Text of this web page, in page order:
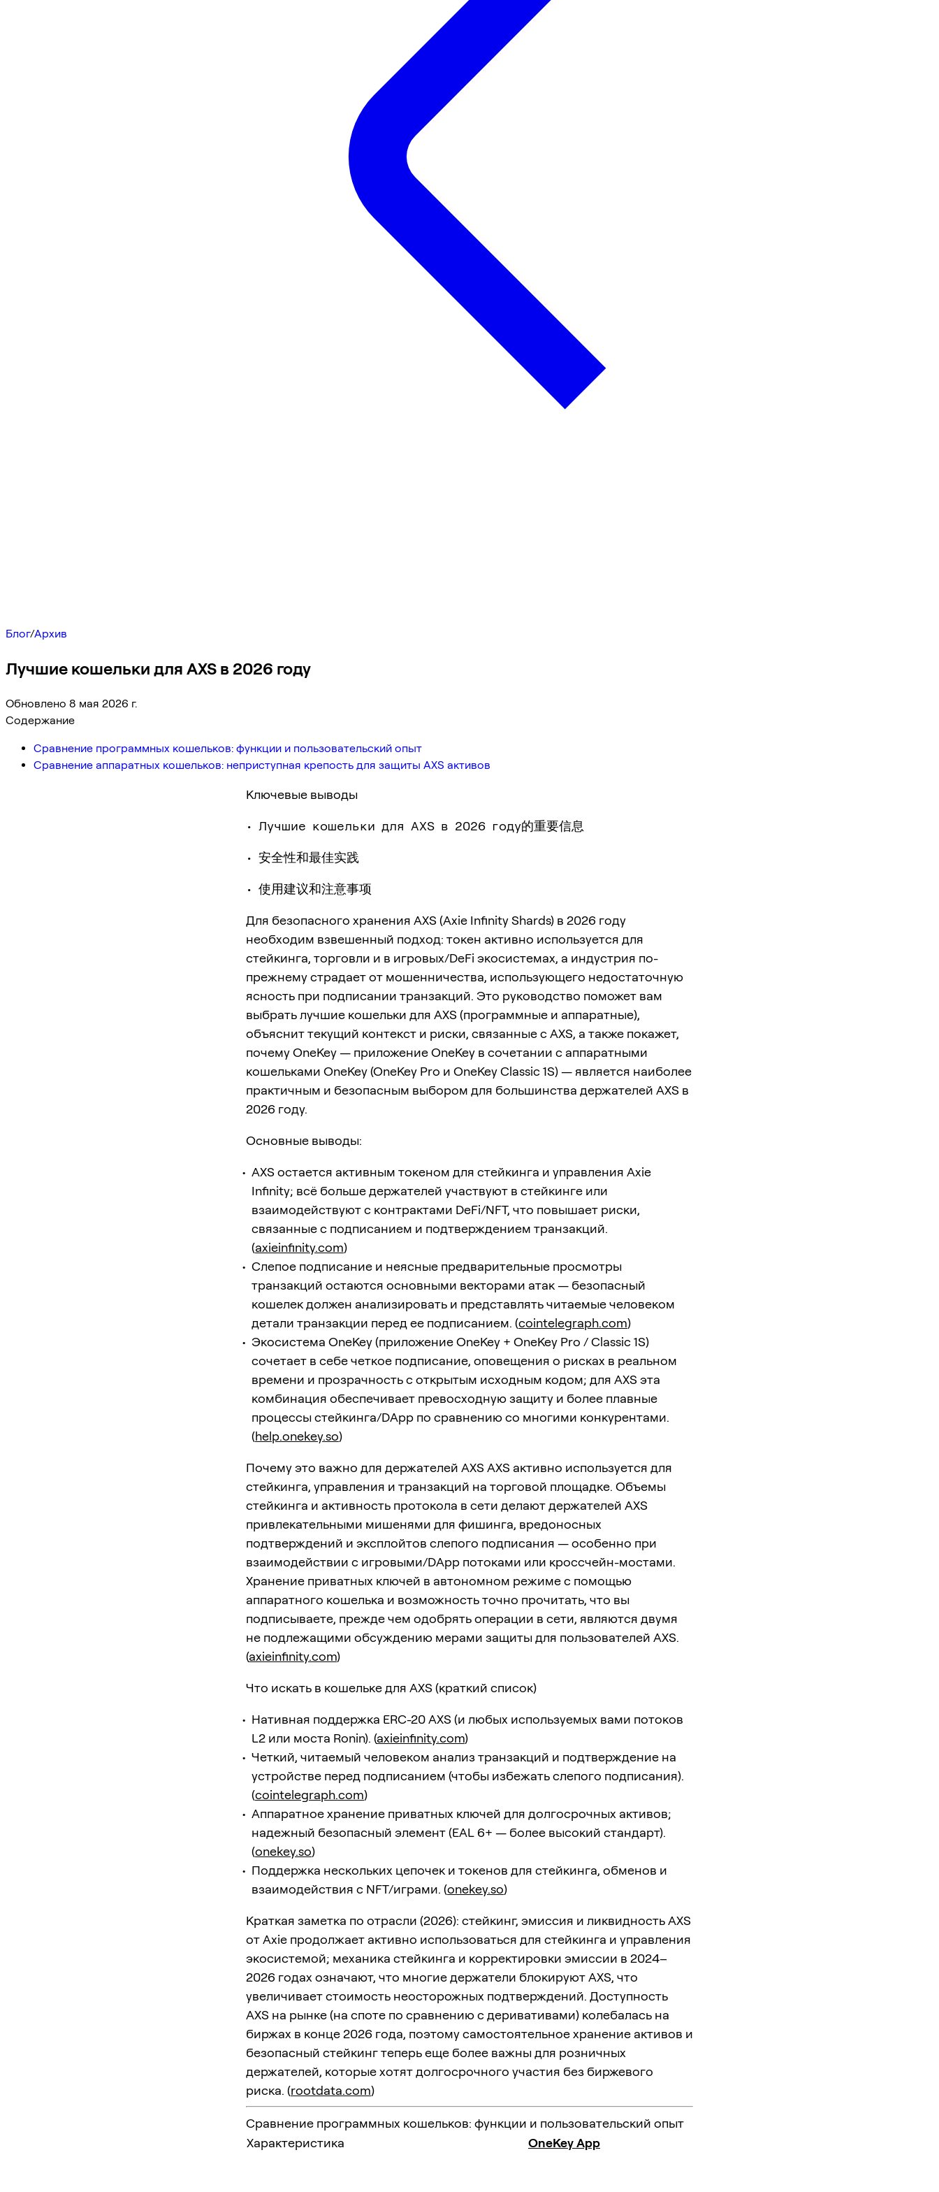
Блог/Архив
Лучшие кошельки для AXS в 2026 году
Обновлено 8 мая 2026 г.
Содержание
Сравнение программных кошельков: функции и пользовательский опыт
Сравнение аппаратных кошельков: неприступная крепость для защиты AXS активов
Ключевые выводы
• Лучшие кошельки для AXS в 2026 году的重要信息
• 安全性和最佳实践
• 使用建议和注意事项
Для безопасного хранения AXS (Axie Infinity Shards) в 2026 году
необходим взвешенный подход: токен активно используется для
стейкинга, торговли и в игровых/DeFi экосистемах, а индустрия по-
прежнему страдает от мошенничества, использующего недостаточную
ясность при подписании транзакций. Это руководство поможет вам
выбрать лучшие кошельки для AXS (программные и аппаратные),
объяснит текущий контекст и риски, связанные с AXS, а также покажет,
почему OneKey — приложение OneKey в сочетании с аппаратными
кошельками OneKey (OneKey Pro и OneKey Classic 1S) — является наиболее
практичным и безопасным выбором для большинства держателей AXS в
2026 году.
Основные выводы:
AXS остается активным токеном для стейкинга и управления Axie
Infinity; всё больше держателей участвуют в стейкинге или
взаимодействуют с контрактами DeFi/NFT, что повышает риски,
связанные с подписанием и подтверждением транзакций.
(axieinfinity.com)
Слепое подписание и неясные предварительные просмотры
транзакций остаются основными векторами атак — безопасный
кошелек должен анализировать и представлять читаемые человеком
детали транзакции перед ее подписанием. (cointelegraph.com)
Экосистема OneKey (приложение OneKey + OneKey Pro / Classic 1S)
сочетает в себе четкое подписание, оповещения о рисках в реальном
времени и прозрачность с открытым исходным кодом; для AXS эта
комбинация обеспечивает превосходную защиту и более плавные
процессы стейкинга/DApp по сравнению со многими конкурентами.
(help.onekey.so)
Почему это важно для держателей AXS AXS активно используется для
стейкинга, управления и транзакций на торговой площадке. Объемы
стейкинга и активность протокола в сети делают держателей AXS
привлекательными мишенями для фишинга, вредоносных
подтверждений и эксплойтов слепого подписания — особенно при
взаимодействии с игровыми/DApp потоками или кроссчейн-мостами.
Хранение приватных ключей в автономном режиме с помощью
аппаратного кошелька и возможность точно прочитать, что вы
подписываете, прежде чем одобрять операции в сети, являются двумя
не подлежащими обсуждению мерами защиты для пользователей AXS.
(axieinfinity.com)
Что искать в кошельке для AXS (краткий список)
Нативная поддержка ERC-20 AXS (и любых используемых вами потоков
L2 или моста Ronin). (axieinfinity.com)
Четкий, читаемый человеком анализ транзакций и подтверждение на
устройстве перед подписанием (чтобы избежать слепого подписания).
(cointelegraph.com)
Аппаратное хранение приватных ключей для долгосрочных активов;
надежный безопасный элемент (EAL 6+ — более высокий стандарт).
(onekey.so)
Поддержка нескольких цепочек и токенов для стейкинга, обменов и
взаимодействия с NFT/играми. (onekey.so)
Краткая заметка по отрасли (2026): стейкинг, эмиссия и ликвидность AXS
от Axie продолжает активно использоваться для стейкинга и управления
экосистемой; механика стейкинга и корректировки эмиссии в 2024–
2026 годах означают, что многие держатели блокируют AXS, что
увеличивает стоимость неосторожных подтверждений. Доступность
AXS на рынке (на споте по сравнению с деривативами) колебалась на
биржах в конце 2026 года, поэтому самостоятельное хранение активов и
безопасный стейкинг теперь еще более важны для розничных
держателей, которые хотят долгосрочного участия без биржевого
риска. (rootdata.com)
Сравнение программных кошельков: функции и пользовательский опыт
Характеристика
OneKey App